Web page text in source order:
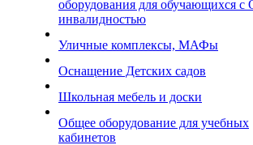
оборудования для обучающихся с
инвалидностью
Уличные комплексы, МАФы
Оснащение Детских садов
Школьная мебель и доски
Общее оборудование для учебных
кабинетов